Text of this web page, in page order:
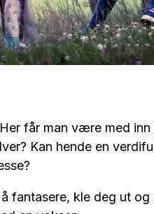
får man være med inn
Kan hende en
fantasere, kle deg ut